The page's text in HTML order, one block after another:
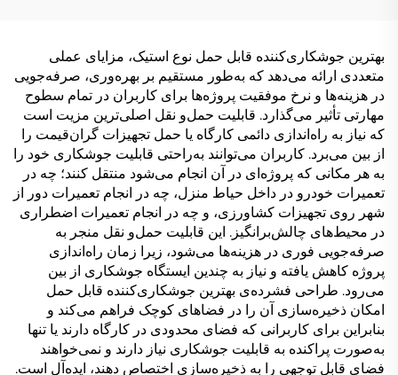
بهترین جوشکاری‌کننده قابل حمل نوع استیک، مزایای عملی
متعددی ارائه می‌دهد که به‌طور مستقیم بر بهره‌وری، صرفه‌جویی
در هزینه‌ها و نرخ موفقیت پروژه‌ها برای کاربران در تمام سطوح
مهارتی تأثیر می‌گذارد. قابلیت حمل‌و نقل اصلی‌ترین مزیت است
که نیاز به راه‌اندازی دائمی کارگاه یا حمل تجهیزات گران‌قیمت را
از بین می‌برد. کاربران می‌توانند به‌راحتی قابلیت جوشکاری خود را
به هر مکانی که پروژه‌ای در آن انجام می‌شود منتقل کنند؛ چه در
تعمیرات خودرو در داخل حیاط منزل، چه در انجام تعمیرات دور از
شهر روی تجهیزات کشاورزی، و چه در انجام تعمیرات اضطراری
در محیط‌های چالش‌برانگیز. این قابلیت حمل‌و نقل منجر به
صرفه‌جویی فوری در هزینه‌ها می‌شود، زیرا زمان راه‌اندازی
پروژه کاهش یافته و نیاز به چندین ایستگاه جوشکاری از بین
می‌رود. طراحی فشرده‌ی بهترین جوشکاری‌کننده قابل حمل
امکان ذخیره‌سازی آن را در فضاهای کوچک فراهم می‌کند و
بنابراین برای کاربرانی که فضای محدودی در کارگاه دارند یا تنها
به‌صورت پراکنده به قابلیت جوشکاری نیاز دارند و نمی‌خواهند
فضای قابل توجهی را به ذخیره‌سازی اختصاص دهند، ایده‌آل است.